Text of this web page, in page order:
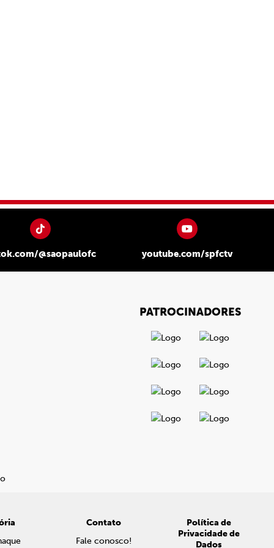
@saopaulofc youtube.com/spfctv
PATROCINADORES
Contato
Fale conosco!
Política de
Privacidade de
Dados